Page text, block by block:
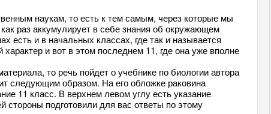
наукам, то есть к тем самым, через которые мы
раз аккумулирует в себе знания об окружающем
есть и в начальных классах, где так и называется
и вот в этом последнем 11, где она уже вполне
то речь пойдет о учебнике по биологии автора
следующим образом. На его обложке раковина
11 класс. В верхнем левом углу есть указание
стороны подготовили для вас ответы по этому